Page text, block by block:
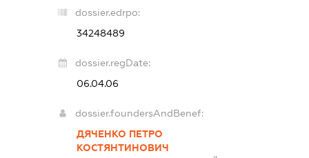
dossier.edrpo:
34248489
dossier.regDate:
06.04.06
dossier.foundersAndBenef:
ДЯЧЕНКО ПЕТРО
КОСТЯНТИНОВИЧ